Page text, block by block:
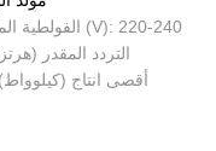
الفولطية المقدرة (V): 220-240
التردد المقدر (هرتز):
أقصى انتاج (كيلوواط):